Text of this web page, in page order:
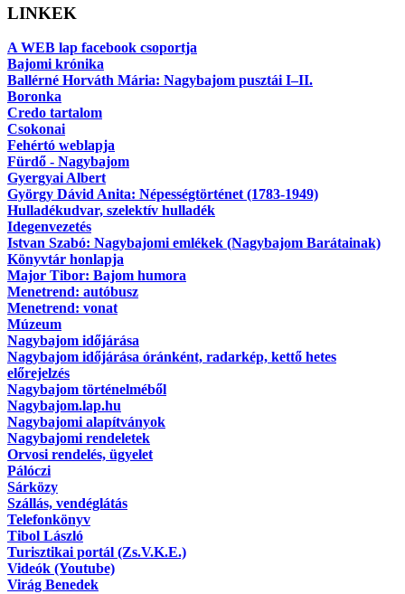
LINKEK
A WEB lap facebook csoportja
Bajomi krónika
Ballérné Horváth Mária: Nagybajom pusztái I–II.
Boronka
Credo tartalom
Csokonai
Fehértó weblapja
Fürdő - Nagybajom
Gyergyai Albert
György Dávid Anita: Népességtörténet (1783-1949)
Hulladékudvar, szelektív hulladék
Idegenvezetés
Istvan Szabó: Nagybajomi emlékek (Nagybajom Barátainak)
Könyvtár honlapja
Major Tibor: Bajom humora
Menetrend: autóbusz
Menetrend: vonat
Múzeum
Nagybajom időjárása
Nagybajom időjárása óránként, radarkép, kettő hetes
előrejelzés
Nagybajom történelméből
Nagybajom.lap.hu
Nagybajomi alapítványok
Nagybajomi rendeletek
Orvosi rendelés, ügyelet
Pálóczi
Sárközy
Szállás, vendéglátás
Telefonkönyv
Tibol László
Turisztikai portál (Zs.V.K.E.)
Videók (Youtube)
Virág Benedek